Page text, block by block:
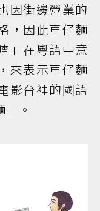
因街邊營業的
，因此車仔麵
」在粵語中意
來表示車仔麵
影台裡的國語
。